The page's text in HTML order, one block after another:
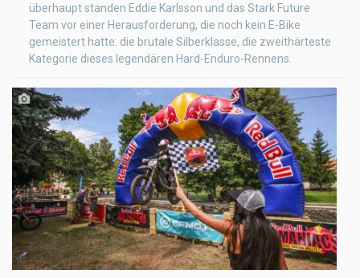
überhaupt standen Eddie Karlsson und das Stark Future
Team vor einer Herausforderung, die noch kein E-Bike
gemeistert hatte: die brutale Silberklasse, die zweithärteste
Kategorie dieses legendären Hard-Enduro-Rennens.